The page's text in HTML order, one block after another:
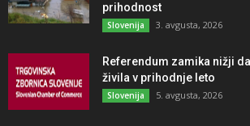
prihodnost
Slovenija 3. avgusta, 2026
Referendum zamika nižji
živila v prihodnje leto
Slovenija 5. avgusta, 2026